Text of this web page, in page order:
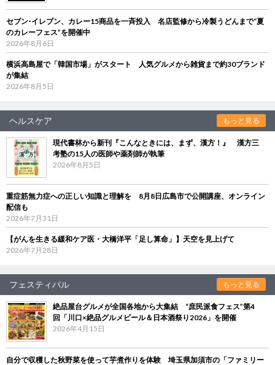
セブン‐イレブン、カレー15商品を一斉投入 名店監修から冷製うどんまで“夏
のカレーフェス”を開催中
2026年8月6日
横浜高島屋で「韓国市場」がスタート 人気グルメから雑貨まで約30ブランド
が集結
2026年8月5日
ヘルスケア もっと見る
現代書林から新刊『こんなときには、まず、漢方！』 漢方三
考塾の15人の医師や薬剤師が執筆
2026年8月5日
重症筋無力症への正しい知識と理解を 8月8日広島市で公開講座、オンライン
配信も
2026年7月31日
【がんを生きる緩和ケア医・大橋洋平「足し算命」】天空を見上げて
2026年7月28日
フェスティバル もっと見る
絶品屋台グルメが全国各地から大集結 “庶民派食フェス”第4
回「川口×絶品グルメビール＆日本酒祭り2026」を開催
2026年4月15日
自分で収穫した秋野菜を使って芋煮作りを体験 埼玉県加須市の「ファミリー